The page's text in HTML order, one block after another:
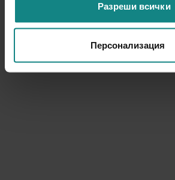
Разреши всички
Персонализация